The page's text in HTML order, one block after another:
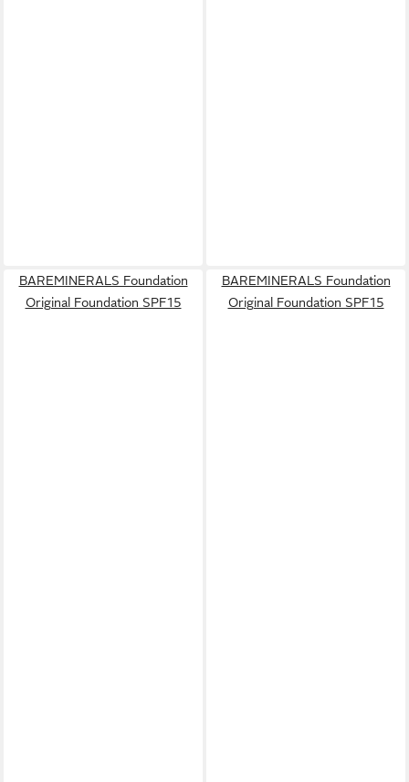
BAREMINERALS Foundation
Original Foundation SPF15
BAREMINERALS Foundation
Original Foundation SPF15